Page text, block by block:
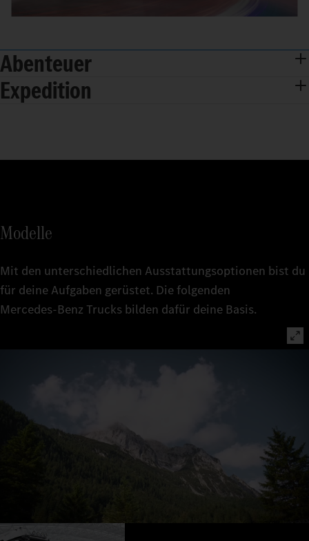
Abenteuer
Expedition
Modelle
Mit den unterschiedlichen Ausstattungsoptionen bist du
für deine Aufgaben gerüstet. Die folgenden
Mercedes‑Benz Trucks bilden dafür deine Basis.